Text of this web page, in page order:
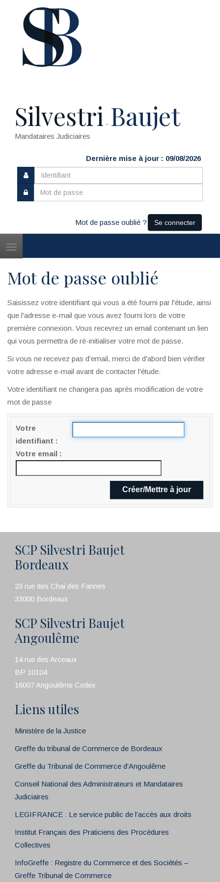
Silvestri - Baujet
Mandataires Judiciaires
Dernière mise à jour : 09/08/2026
Mot de passe oublié ? Se connecter
Toggle
Mot de passe oublié
Saisissez votre identifiant qui vous a été fourni par l'étude, ainsi
que l'adresse e-mail que vous avez fourni lors de votre
première connexion. Vous recevrez un email contenant un lien
qui vous permettra de ré-initialiser votre mot de passe.
Si vous ne recevez pas d'email, merci de d'abord bien vérifier
votre adresse e-mail avant de contacter l'étude.
Votre identifiant ne changera pas après modification de votre
mot de passe
Votre
identifiant
Votre email
SCP Silvestri Baujet
Bordeaux
23 rue des Chai des Farines
33000 Bordeaux
SCP Silvestri Baujet
Angoulême
14 rue des Arceaux
BP 10104
16007 Angoulême Cedex
Liens utiles
Ministère de la Justice
Greffe du tribunal de Commerce de Bordeaux
Greffe du Tribunal de Commerce d'Angoulême
Conseil National des Administrateurs et Mandataires
Judiciaires
LEGIFRANCE : Le service public de l’accès aux droits
Institut Français des Praticiens des Procédures
Collectives
InfoGreffe : Registre du Commerce et des Sociétés –
Greffe Tribunal de Commerce